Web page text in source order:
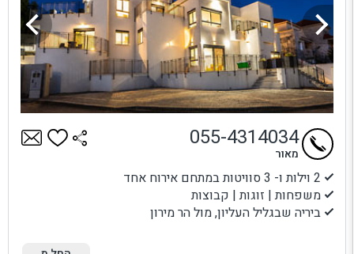
2 וילות ו- 3 סוויטות במתחם אירוח אחד
משפחות | זוגות | קבוצות
ביריה שבגליל העליון, מול הר מירון
055-4314034
מאור